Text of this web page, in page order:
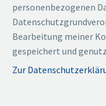
personenbezogenen
Bearbeitung meiner
gespeichert und
Zur